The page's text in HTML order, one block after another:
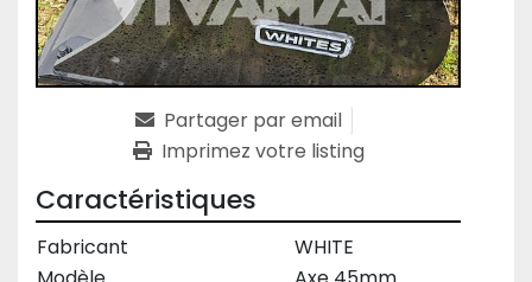
Partager par email
Imprimez votre listing
Caractéristiques
Fabricant
WHITE